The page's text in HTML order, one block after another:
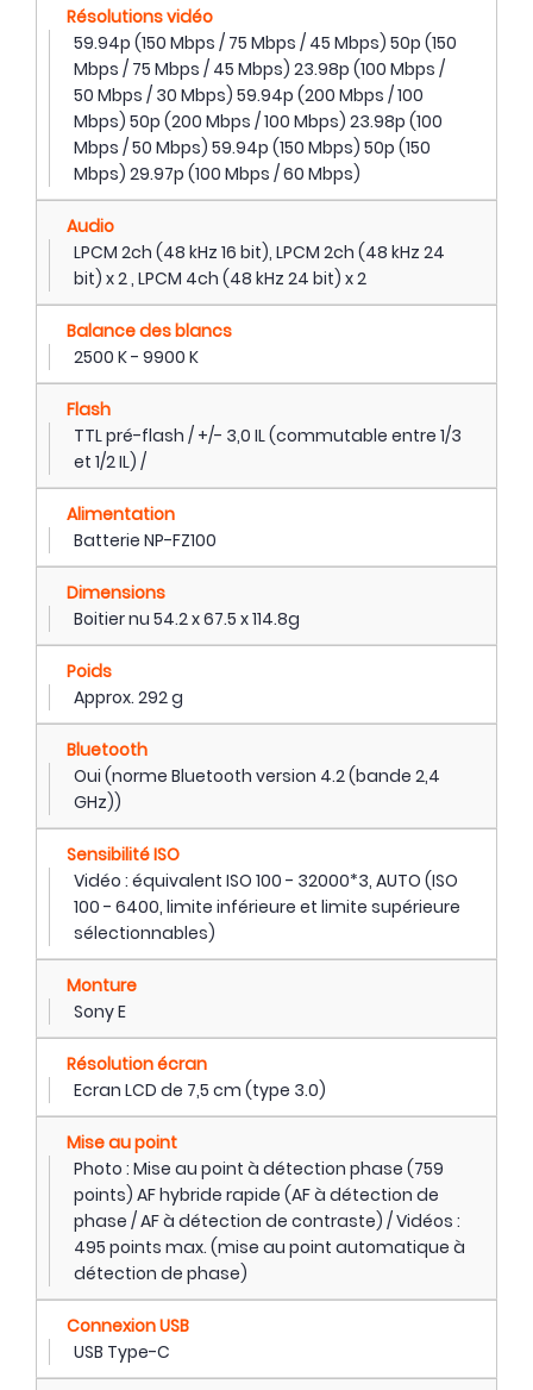
Résolutions vidéo
59.94p (150 Mbps / 75 Mbps / 45 Mbps) 50p (150
Mbps / 75 Mbps / 45 Mbps) 23.98p (100 Mbps /
50 Mbps / 30 Mbps) 59.94p (200 Mbps / 100
Mbps) 50p (200 Mbps / 100 Mbps) 23.98p (100
Mbps / 50 Mbps) 59.94p (150 Mbps) 50p (150
Mbps) 29.97p (100 Mbps / 60 Mbps)
Audio
LPCM 2ch (48 kHz 16 bit), LPCM 2ch (48 kHz 24
bit) x 2 , LPCM 4ch (48 kHz 24 bit) x 2
Balance des blancs
2500 K - 9900 K
Flash
TTL pré-flash / +/- 3,0 IL (commutable entre 1/3
et 1/2 IL) /
Alimentation
Batterie NP-FZ100
Dimensions
Boitier nu 54.2 x 67.5 x 114.8g
Poids
Approx. 292 g
Bluetooth
Oui (norme Bluetooth version 4.2 (bande 2,4
GHz))
Sensibilité ISO
Vidéo : équivalent ISO 100 - 32000*3, AUTO (ISO
100 - 6400, limite inférieure et limite supérieure
sélectionnables)
Monture
Sony E
Résolution écran
Ecran LCD de 7,5 cm (type 3.0)
Mise au point
Photo : Mise au point à détection phase (759
points) AF hybride rapide (AF à détection de
phase / AF à détection de contraste) / Vidéos :
495 points max. (mise au point automatique à
détection de phase)
Connexion USB
USB Type-C